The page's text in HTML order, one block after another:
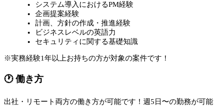
システム導入におけるPM経験
企画提案経験
計画、方針の作成・推進経験
ビジネスレベルの英語力
セキュリティに関する基礎知識
※実務経験1年以上お持ちの方が対象の案件です！
🕐 働き方
出社・リモート両方の働き方が可能です！週5日〜の勤務が可能